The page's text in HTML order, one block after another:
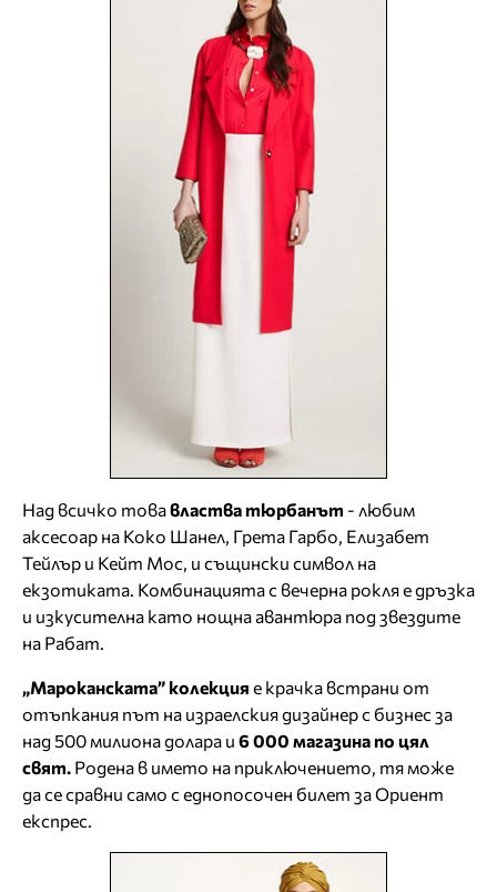
Над всичко товавластва тюрбанът - любим
аксесоар на Коко Шанел, Грета Гарбо, Елизабет
Тейлър и Кейт Мос, и същински символ на
екзотиката. Комбинацията с вечерна рокля е дръзка
и изкусителна като нощна авантюра под звездите
на Рабат.
„Мароканската” колекция е крачка встрани от
отъпкания път на израелския дизайнер с бизнес за
над 500 милиона долара и 6 000 магазина по цял
свят. Родена в името на приключението, тя може
да се сравни само с еднопосочен билет за Ориент
експрес.